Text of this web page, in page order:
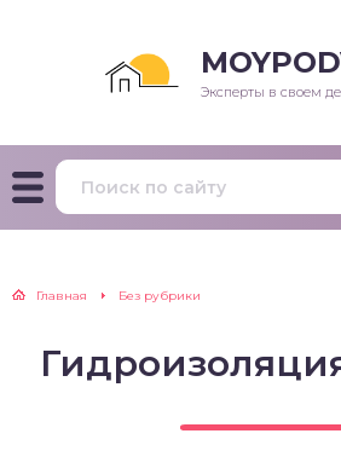
Эксперты в своем
Главная Без рубрики